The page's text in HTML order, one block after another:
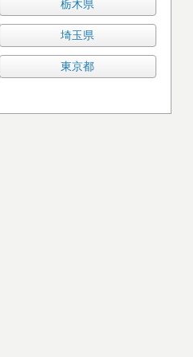
栃木県
埼玉県
東京都